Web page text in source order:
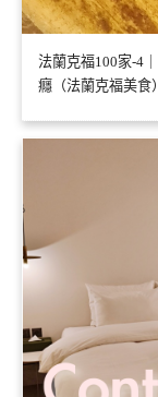
法蘭克福100家-4
癮（法蘭克福美食）